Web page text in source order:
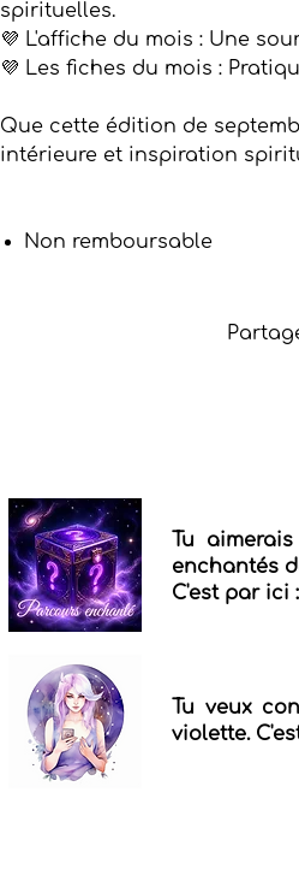
spirituelles.
💜 L'affiche du mois : Une
💜 Les fiches du mois :
Que cette édition de
intérieure et inspiration
Non remboursable
Tu
enchantés
C'est par ici :
Tu veux
violette.